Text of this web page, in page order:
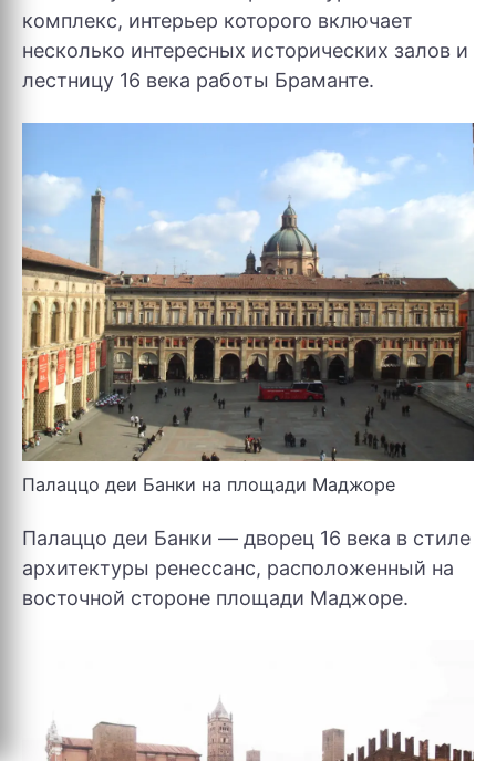
комплекс, интерьер которого включает
несколько интересных исторических залов и
лестницу 16 века работы Браманте.
Палаццо деи Банки на площади Маджоре
Палаццо деи Банки — дворец 16 века в стиле
архитектуры ренессанс, расположенный на
восточной стороне площади Маджоре.